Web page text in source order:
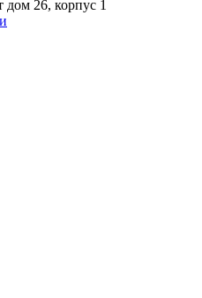
26, корпус 1